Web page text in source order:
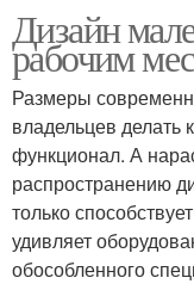
Дизайн
рабочим
Размеры
владельцев
функционал. А
распространению
только
удивляет
обособленного